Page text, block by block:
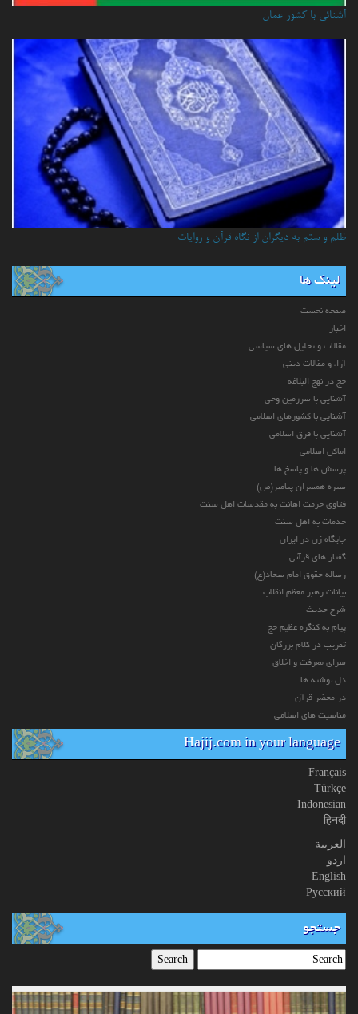
آشنائي با كشور عمان
ظلم و ستم به دیگران از نگاه قرآن و روایات
لینک ها
صفحه نخست
اخبار
مقالات و تحلیل های سیاسی
آراء و مقالات دینی
حج در نهج البلاغه
آشنایی با سرزمین وحی
آشنایی با کشورهای اسلامی
آشنایی با فرق اسلامی
اماکن اسلامی
پرسش ها و پاسخ ها
سیره همسران پیامبر(ص)
فتاوی حرمت اهانت به مقدسات اهل سنت
خدمات به اهل سنت
جایگاه زن در ایران
گفتار های قرآنی
رساله حقوق امام سجاد(ع)
بیانات رهبر معظم انقلاب
شرح حدیث
پیام به کنگره عظیم حج
تقریب در کلام بزرگان
سرای معرفت و اخلاق
دل نوشته ها
در محضر قرآن
مناسبت های اسلامی
Hajij.com in your language
Français
Türkçe
Indonesian
हिनदी
العربیة
اردو
English
Русский
جستجو